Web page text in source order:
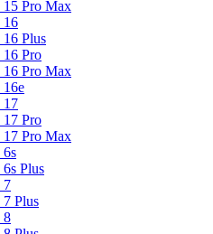
15 Pro Max
16
16 Plus
16 Pro
16 Pro Max
16e
17
17 Pro
17 Pro Max
6s
Plus
7
7 Plus
8